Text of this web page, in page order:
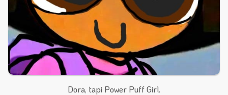
Dora, tapi Power Puff Girl.